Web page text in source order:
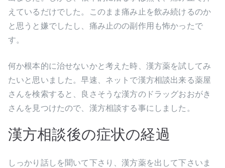
えているだけでした。このまま痛み止を飲み続けるのか
と思うと嫌でしたし、痛み止のの副作用も怖かったで
す。
何か根本的に治せないかと考えた時、漢方薬を試してみ
たいと思いました。早速、ネットで漢方相談出来る薬屋
さんを検索すると、良さそうな漢方のドラッグおおがき
さんを見つけたので、漢方相談する事にしました。
漢方相談後の症状の経過
しっかり話しを聞いて下さり、漢方薬を出して下さいま